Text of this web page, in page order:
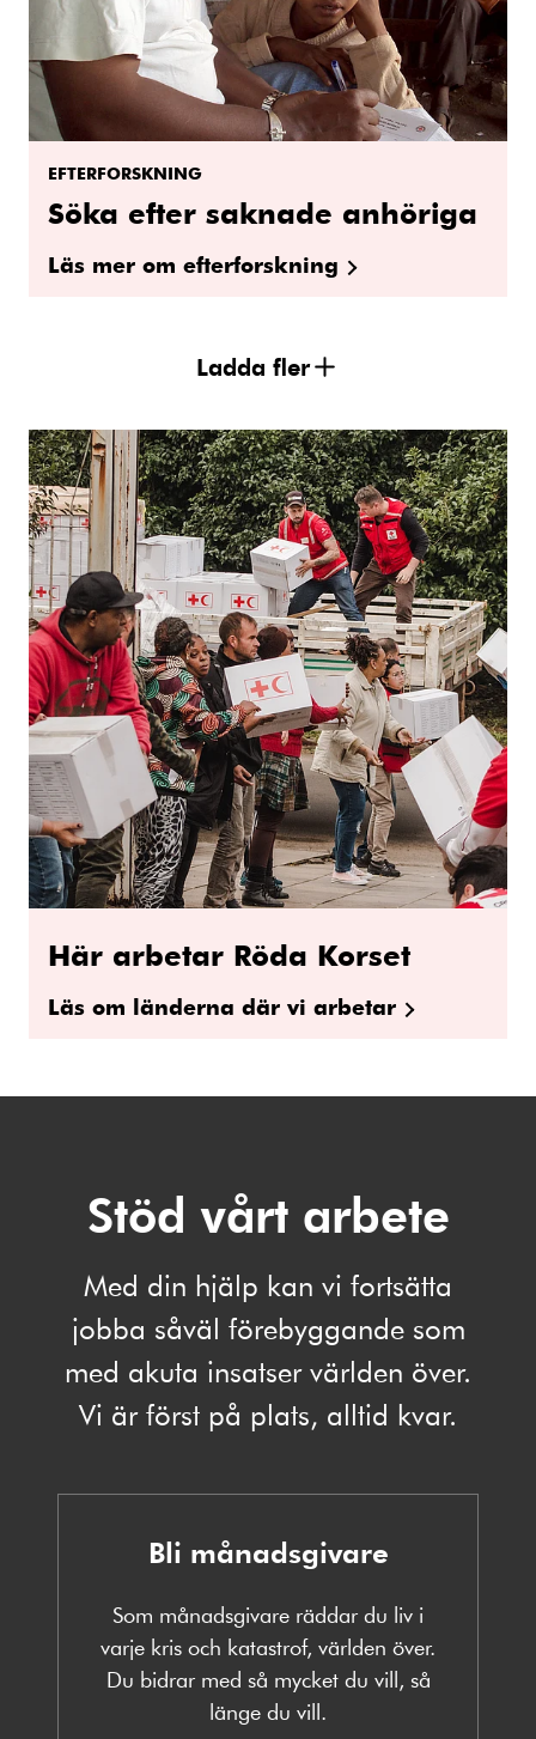
EFTERFORSKNING
Söka efter saknade anhöriga
Läs mer om efterforskning
Ladda fler
Här arbetar Röda Korset
Läs om länderna där vi arbetar
Stöd vårt arbete
Med din hjälp kan vi fortsätta
jobba såväl förebyggande som
med akuta insatser världen över.
Vi är först på plats, alltid kvar.
Bli månadsgivare
Som månadsgivare räddar du liv i
varje kris och katastrof, världen över.
Du bidrar med så mycket du vill, så
länge du vill.